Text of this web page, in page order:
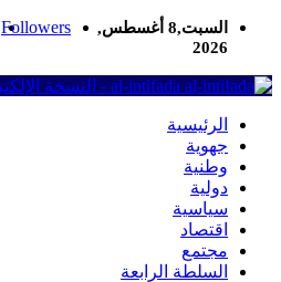
Followers
السبت,8 أغسطس,
2026
al-intifada - النسخة الإلكترونية لجريدة الانتفاضة
الرئيسية
جهوية
وطنية
دولية
سياسية
اقتصاد
مجتمع
السلطة الرابعة